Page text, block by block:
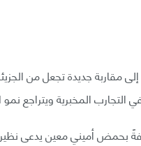
مقاربة جديدة تجعل من
التجارب المخبرية ويتراجع نمو